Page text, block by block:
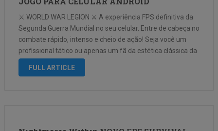
⚔️ WORLD WAR LEGION ⚔️ A experiência FPS definitiva da
Segunda Guerra Mundial no seu celular. Entre de cabeça no
combate rápido, intenso e cheio de ação! Seja você um
profissional tático ou apenas um fã da estética clássica da
Segunda Guerra, World War Legion entrega …
FULL ARTICLE